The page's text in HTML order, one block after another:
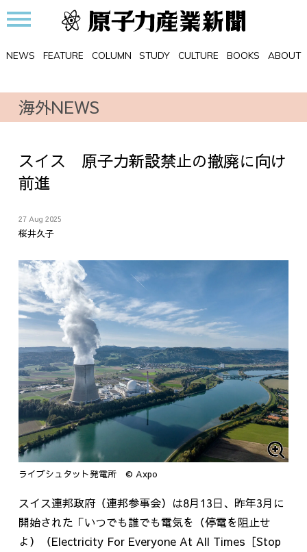
NEWS FEATURE COLUMN STUDY CULTURE BOOKS ABOUT
海外NEWS
スイス 原子力新設禁止の撤廃に向け
前進
27 Aug 2025
桜井久子
ライプシュタット発電所 © Axpo
スイス連邦政府（連邦参事会）は8月13日、昨年3月に
開始された「いつでも誰でも電気を（停電を阻止せ
よ）（Electricity For Everyone At All Times ［Stop